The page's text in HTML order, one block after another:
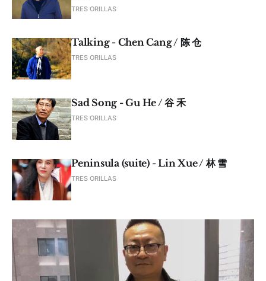
TRES ORILLAS
Talking - Chen Cang / 陈 仓
TRES ORILLAS
Sad Song - Gu He / 谷 禾
TRES ORILLAS
Peninsula (suite) - Lin Xue / 林 雪
TRES ORILLAS